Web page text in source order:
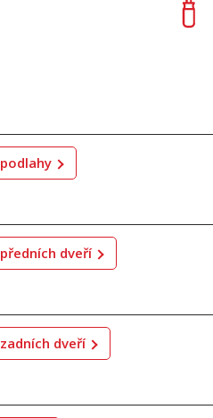
podlahy
předních dveří
zadních dveří